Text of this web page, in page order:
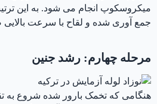
میکروسکوپ انجام می شود. به این
جمع آوری شده و لقاح با سرعت
مرحله چهارم: رشد جنین
هنگامی که تخمک بارور شده شروع به